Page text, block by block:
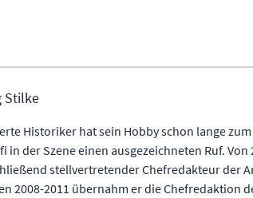
Stilke
Historiker hat sein Hobby schon lange
in der Szene einen ausgezeichneten Ruf. Von
stellvertretender Chefredakteur der
2008-2011 übernahm er die Chefredaktion